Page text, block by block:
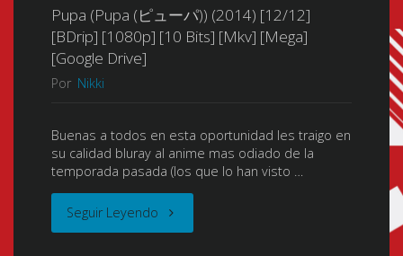
Pupa (Pupa (ピューパ)) (2014) [12/12]
[BDrip] [1080p] [10 Bits] [Mkv] [Mega]
[Google Drive]
Por Nikki
Buenas a todos en esta oportunidad les traigo en
su calidad bluray al anime mas odiado de la
temporada pasada (los que lo han visto …
Seguir Leyendo "Pupa